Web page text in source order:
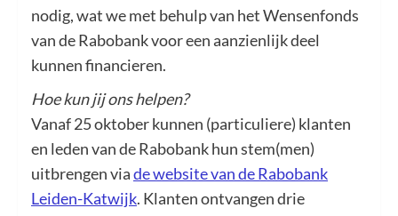
nodig, wat we met behulp van het Wensenfonds
van de Rabobank voor een aanzienlijk deel
kunnen financieren.
Hoe kun jij ons helpen?
Vanaf 25 oktober kunnen (particuliere) klanten
en leden van de Rabobank hun stem(men)
uitbrengen viade website van de Rabobank
Leiden-Katwijk. Klanten ontvangen drie